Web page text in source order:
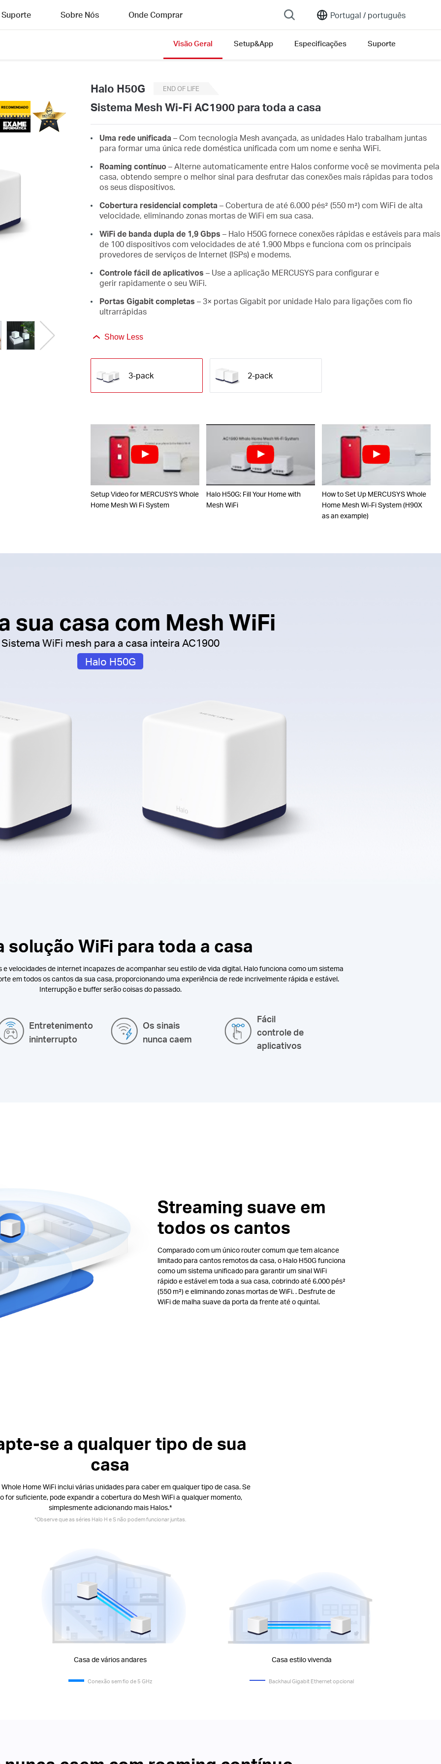
Portugal / português
Suporte Sobre Nós Onde Comprar
Visão Geral Setup&App Especificações Suporte
Halo H50G END OF LIFE
Sistema Mesh Wi-Fi AC1900 para toda a casa
Uma rede unificada – Com tecnologia Mesh avançada, as unidades Halo trabalham juntas
para formar uma única rede doméstica unificada com um nome e senha WiFi.
Roaming contínuo– Alterne automaticamente entre Halos conforme você se movimenta pela
casa, obtendo sempre o melhor sinal para desfrutar das conexões mais rápidas para todos
os seus dispositivos.
Cobertura residencial completa – Cobertura de até 6.000 pés² (550 m²) com WiFi de alta
velocidade, eliminando zonas mortas de WiFi em sua casa.
WiFi de banda dupla de 1,9 Gbps – Halo H50G fornece conexões rápidas e estáveis ​​para mais
de 100 dispositivos com velocidades de até 1.900 Mbps e funciona com os principais
provedores de serviços de Internet (ISPs) e modems.
Controle fácil de aplicativos – Use a aplicação MERCUSYS para configurar e
gerir rapidamente o seu WiFi.
Portas Gigabit completas – 3× portas Gigabit por unidade Halo para ligações com fio
ultrarrápidas
Show Less
3-pack 2-pack
Setup Video for MERCUSYS Whole
Home Mesh Wi Fi System
Halo H50G: Fill Your Home with
Mesh WiFi
How to Set Up MERCUSYS Whole
Home Mesh Wi-Fi System (H90X
as an example)
sua casa com Mesh WiFi
Sistema WiFi mesh para a casa inteira AC1900
Halo H50G
solução WiFi para toda a casa
​​e velocidades de internet incapazes de acompanhar seu estilo de vida digital. Halo funciona como um sistema
em todos os cantos da sua casa, proporcionando uma experiência de rede incrivelmente rápida e estável.
Interrupção e buffer serão coisas do passado.
Entretenimento
ininterrupto
Os sinais
nunca caem
Fácil
controle de
aplicativos
Streaming suave em
todos os cantos
Comparado com um único router comum que tem alcance
limitado para cantos remotos da casa, o Halo H50G funciona
como um sistema unificado para garantir um sinal WiFi
rápido e estável em toda a sua casa, cobrindo até 6.000 pés²
(550 m²) e eliminando zonas mortas de WiFi. . Desfrute de
WiFi de malha suave da porta da frente até o quintal.
se a qualquer tipo de sua
casa
Whole Home WiFi inclui várias unidades para caber em qualquer tipo de casa.Se
for suficiente, pode expandir a cobertura do Mesh WiFi a qualquer momento,
simplesmente adicionando mais Halos.*
*Observe que as séries Halo H e S não podem funcionar juntas.
Casa de vários andares Casa estilo vivenda
Conexão sem fio de 5 GHz Backhaul Gigabit Ethernet opcional